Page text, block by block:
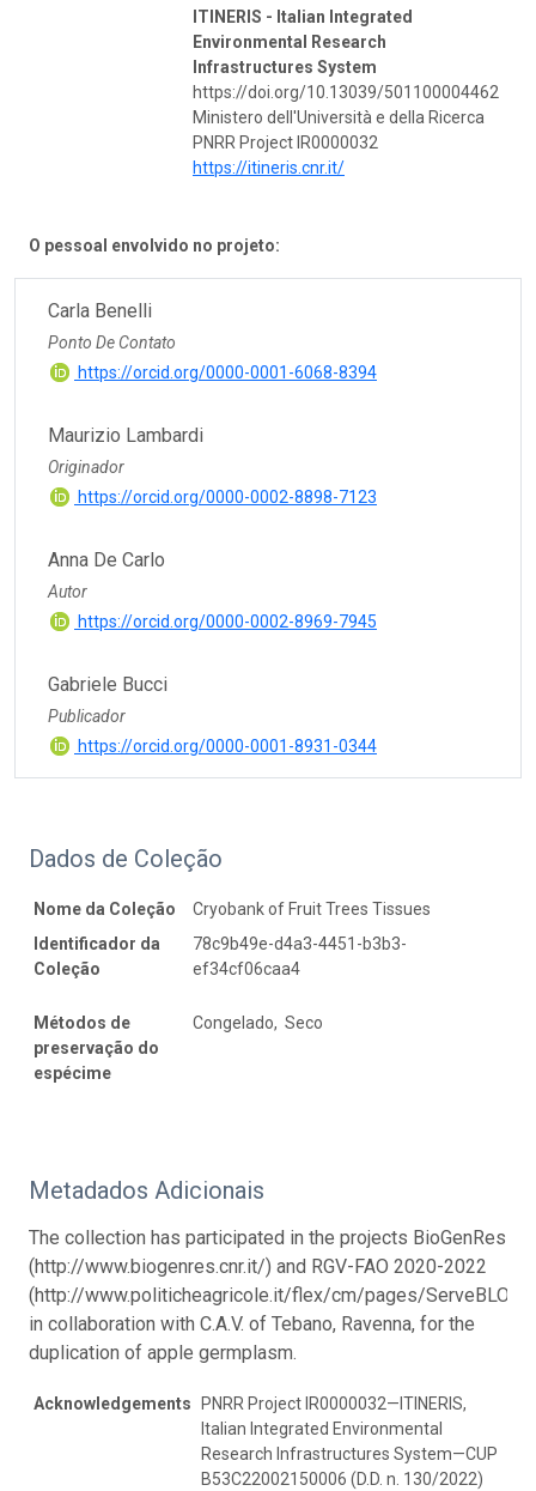
ITINERIS - Italian Integrated
Environmental Research
Infrastructures System
https://doi.org/10.13039/501100004462
Ministero dell'Università e della Ricerca
PNRR Project IR0000032
https://itineris.cnr.it/
O pessoal envolvido no projeto:
Carla Benelli
Ponto De Contato
https://orcid.org/0000-0001-6068-8394
Maurizio Lambardi
Originador
https://orcid.org/0000-0002-8898-7123
Anna De Carlo
Autor
https://orcid.org/0000-0002-8969-7945
Gabriele Bucci
Publicador
https://orcid.org/0000-0001-8931-0344
Dados de Coleção
Nome da Coleção
Cryobank of Fruit Trees Tissues
Identificador da
Coleção
78c9b49e-d4a3-4451-b3b3-
ef34cf06caa4
Métodos de
preservação do
espécime
Congelado, Seco
Metadados Adicionais
The collection has participated in the projects BioGenRes
(http://www.biogenres.cnr.it/) and RGV-FAO 2020-2022
(http://www.politicheagricole.it/flex/cm/pages/
in collaboration with C.A.V. of Tebano, Ravenna, for the
duplication of apple germplasm.
Acknowledgements
PNRR Project IR0000032—ITINERIS,
Italian Integrated Environmental
Research Infrastructures System—CUP
B53C22002150006 (D.D. n. 130/2022)